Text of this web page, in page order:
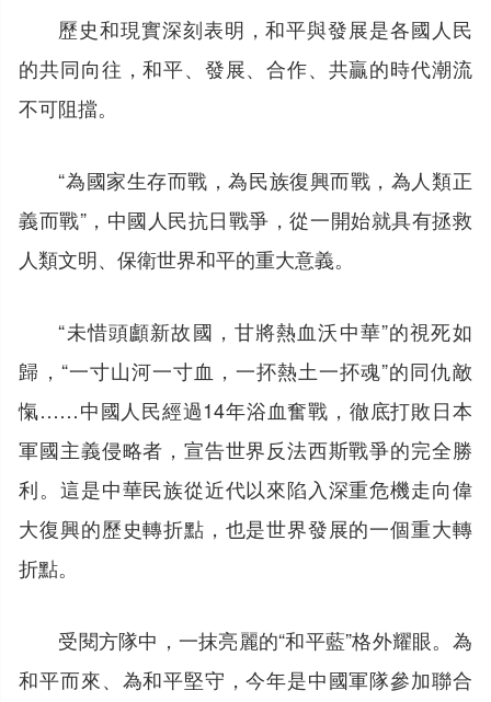
歷史和現實深刻表明，和平與發展是各國人民
的共同向往，和平、發展、合作、共贏的時代潮流
不可阻擋。
“為國家生存而戰，為民族復興而戰，為人類正
義而戰”，中國人民抗日戰爭，從一開始就具有拯救
人類文明、保衛世界和平的重大意義。
“未惜頭顱新故國，甘將熱血沃中華”的視死如
歸，“一寸山河一寸血，一抔熱土一抔魂”的同仇敵
愾……中國人民經過14年浴血奮戰，徹底打敗日本
軍國主義侵略者，宣告世界反法西斯戰爭的完全勝
利。這是中華民族從近代以來陷入深重危機走向偉
大復興的歷史轉折點，也是世界發展的一個重大轉
折點。
受閱方隊中，一抹亮麗的“和平藍”格外耀眼。為
和平而來、為和平堅守，今年是中國軍隊參加聯合